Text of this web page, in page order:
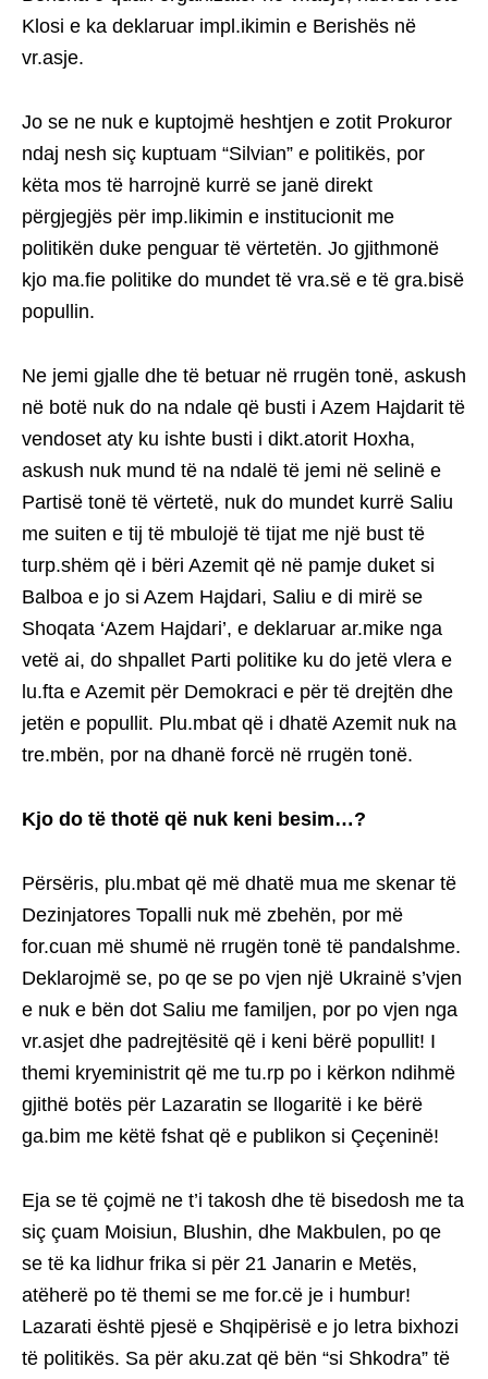
Klosi e ka deklaruar impl.ikimin e Berishës në
vr.asje.
Jo se ne nuk e kuptojmë heshtjen e zotit Prokuror
ndaj nesh siç kuptuam “Silvian” e politikës, por
këta mos të harrojnë kurrë se janë direkt
përgjegjës për imp.likimin e institucionit me
politikën duke penguar të vërtetën. Jo gjithmonë
kjo ma.fie politike do mundet të vra.së e të gra.bisë
popullin.
Ne jemi gjalle dhe të betuar në rrugën tonë, askush
në botë nuk do na ndale që busti i Azem Hajdarit të
vendoset aty ku ishte busti i dikt.atorit Hoxha,
askush nuk mund të na ndalë të jemi në selinë e
Partisë tonë të vërtetë, nuk do mundet kurrë Saliu
me suiten e tij të mbulojë të tijat me një bust të
turp.shëm që i bëri Azemit që në pamje duket si
Balboa e jo si Azem Hajdari, Saliu e di mirë se
Shoqata ‘Azem Hajdari’, e deklaruar ar.mike nga
vetë ai, do shpallet Parti politike ku do jetë vlera e
lu.fta e Azemit për Demokraci e për të drejtën dhe
jetën e popullit. Plu.mbat që i dhatë Azemit nuk na
tre.mbën, por na dhanë forcë në rrugën tonë.
Kjo do të thotë që nuk keni besim…?
Përsëris, plu.mbat që më dhatë mua me skenar të
Dezinjatores Topalli nuk më zbehën, por më
for.cuan më shumë në rrugën tonë të pandalshme.
Deklarojmë se, po qe se po vjen një Ukrainë s’vjen
e nuk e bën dot Saliu me familjen, por po vjen nga
vr.asjet dhe padrejtësitë që i keni bërë popullit! I
themi kryeministrit që me tu.rp po i kërkon ndihmë
gjithë botës për Lazaratin se llogaritë i ke bërë
ga.bim me këtë fshat që e publikon si Çeçeninë!
Eja se të çojmë ne t’i takosh dhe të bisedosh me ta
siç çuam Moisiun, Blushin, dhe Makbulen, po qe
se të ka lidhur frika si për 21 Janarin e Metës,
atëherë po të themi se me for.cë je i humbur!
Lazarati është pjesë e Shqipërisë e jo letra bixhozi
të politikës. Sa për aku.zat që bën “si Shkodra” të